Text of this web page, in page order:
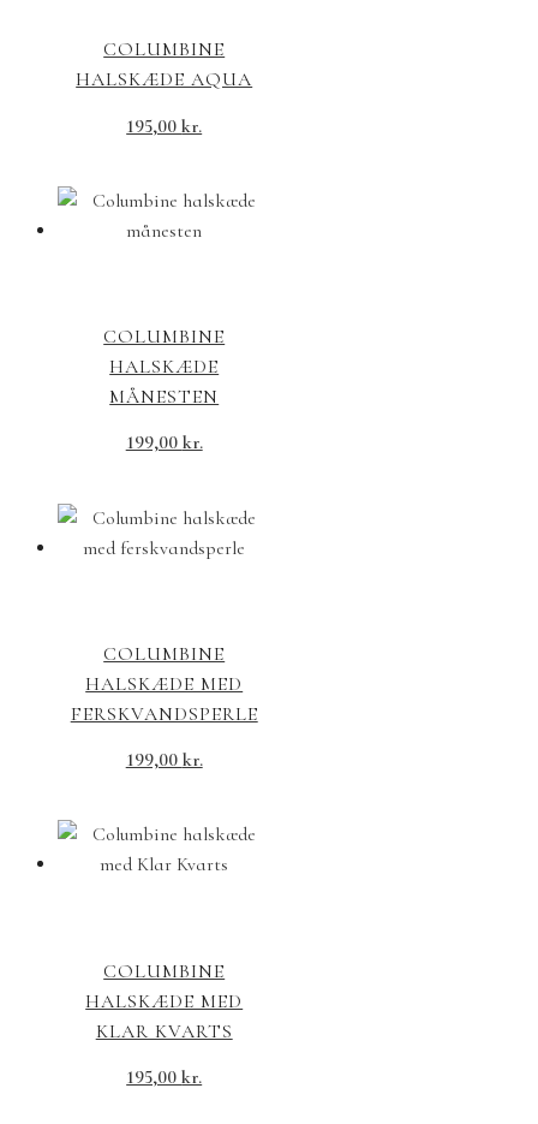
COLUMBINE
HALSKÆDE AQUA
195,00kr.
COLUMBINE
HALSKÆDE
MÅNESTEN
199,00 kr.
COLUMBINE
HALSKÆDE MED
FERSKVANDSPERLE
199,00 kr.
COLUMBINE
HALSKÆDE MED
KLAR KVARTS
195,00kr.